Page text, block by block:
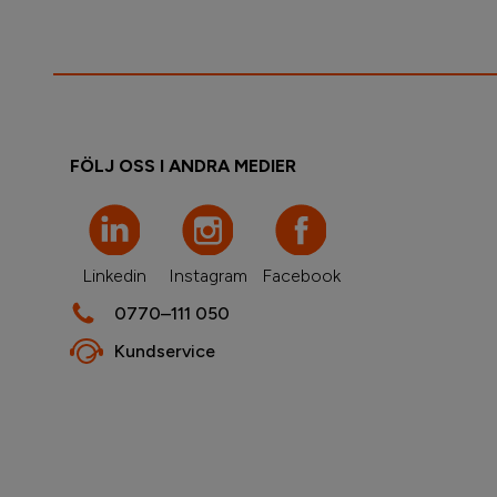
FÖLJ OSS I ANDRA MEDIER
Linkedin Instagram
Facebook
0770–111 050
Kundservice